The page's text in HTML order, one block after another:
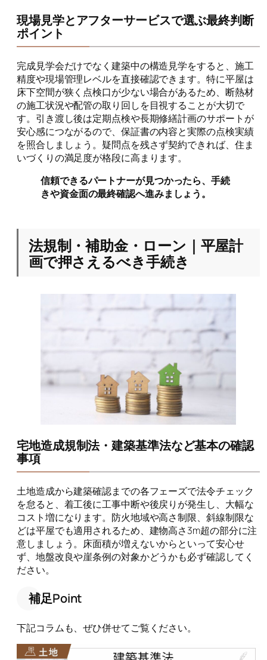
現場見学とアフターサービスで選ぶ最終判断
ポイント
完成見学会だけでなく建築中の構造見学をすると、施工
精度や現場管理レベルを直接確認できます。特に平屋は
床下空間が狭く点検口が少ない場合があるため、断熱材
の施工状況や配管の取り回しを目視することが大切で
す。引き渡し後は定期点検や長期修繕計画のサポートが
安心感につながるので、保証書の内容と実際の点検実績
を照合しましょう。疑問点を残さず契約できれば、住ま
いづくりの満足度が格段に高まります。
信頼できるパートナーが見つかったら、手続
きや資金面の最終確認へ進みましょう。
法規制・補助金・ローン｜平屋計
画で押さえるべき手続き
宅地造成規制法・建築基準法など基本の確認
事項
土地造成から建築確認までの各フェーズで法令チェック
を怠ると、着工後に工事中断や後戻りが発生し、大幅な
コスト増になります。防火地域や高さ制限、斜線制限な
どは平屋でも適用されるため、建物高さ3m超の部分に注
意しましょう。床面積が増えないからといって安心せ
ず、地盤改良や崖条例の対象かどうかも必ず確認してく
ださい。
補足Point
下記コラムも、ぜひ併せてご覧ください。